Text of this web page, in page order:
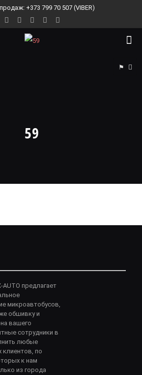
+373 799 70 507 (VIBER)
⚑
59
AUTO предлагает
микроавтобусов,
обшивку и
вашего
сотрудники в
любые
клиентов, по
к нам
из города